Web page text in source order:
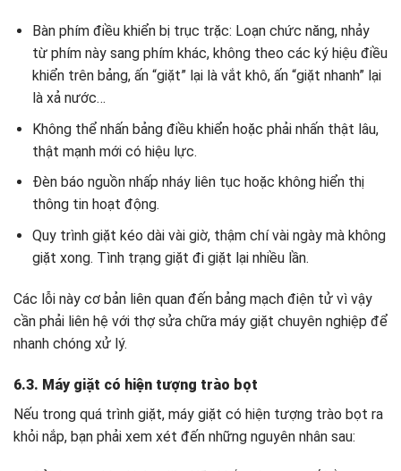
Bàn phím điều khiển bị trục trặc: Loạn chức năng, nhảy
từ phím này sang phím khác, không theo các ký hiệu điều
khiển trên bảng, ấn “giặt” lại là vắt khô, ấn “giặt nhanh” lại
là xả nước…
Không thể nhấn bảng điều khiển hoặc phải nhấn thật lâu,
thật mạnh mới có hiệu lực.
Đèn báo nguồn nhấp nháy liên tục hoặc không hiển thị
thông tin hoạt động.
Quy trình giặt kéo dài vài giờ, thậm chí vài ngày mà không
giặt xong. Tình trạng giặt đi giặt lại nhiều lần.
Các lỗi này cơ bản liên quan đến bảng mạch điện tử vì vậy
cần phải liên hệ với thợ sửa chữa máy giặt chuyên nghiệp để
nhanh chóng xử lý.
6.3. Máy giặt có hiện tượng trào bọt
Nếu trong quá trình giặt, máy giặt có hiện tượng trào bọt ra
khỏi nắp, bạn phải xem xét đến những nguyên nhân sau: